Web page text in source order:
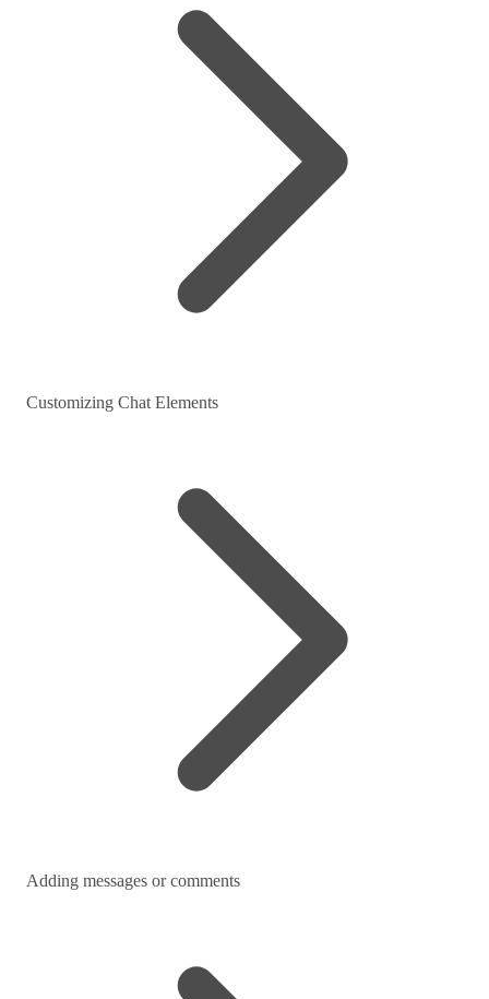
Customizing Chat Elements
Adding messages or comments